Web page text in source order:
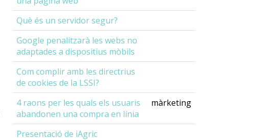
Què és un servidor segur?
Google penalitzarà les webs no
adaptades a dispositius mòbils
Com complir amb les directrius
de cookies de la LSSI?
4 raons per les quals els usuaris
abandonen una compra en línia
màrketing
Presentació de iAgric